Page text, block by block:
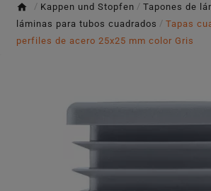
Kappen und Stopfen Tapones de
láminas para tubos cuadrados
Tapas
perfiles de acero 25x25 mm color Gris